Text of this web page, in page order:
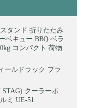
タンド 折りたたみ
ベキュー BBQ ベラ
コンパクト 荷物
ールドラック ブラ
クーラーボ
ミ UE-51